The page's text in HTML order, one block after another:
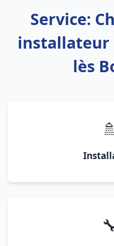
Service:
installateur
lès
🚿